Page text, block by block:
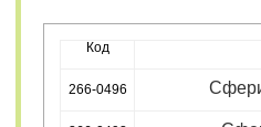
Код
266-0496